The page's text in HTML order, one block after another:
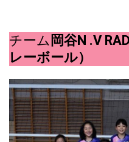
チーム 岡谷N .V
レーボール）